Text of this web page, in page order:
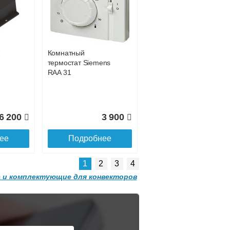
809 31 311
Подробнее
501
ITT.080.200.1200 с
решеткой
GRILL.SGW-20-
1200 орех
Конвектор
GRILL.SGA-20-
200
Комнатный
термостат Siemens
RAA 31
3 900
Подробнее
1 2 3 4
комплектующие для конвекторов